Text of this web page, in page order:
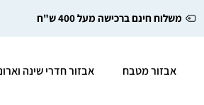
משלוח חינם ברכישה מעל 400 ש"ח
אבזור מטבח אבזור חדרי שינה